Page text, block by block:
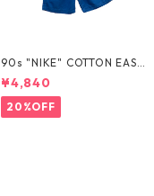
90s "NIKE" COTTON EASY
SHORTS
¥4,840
20%OFF